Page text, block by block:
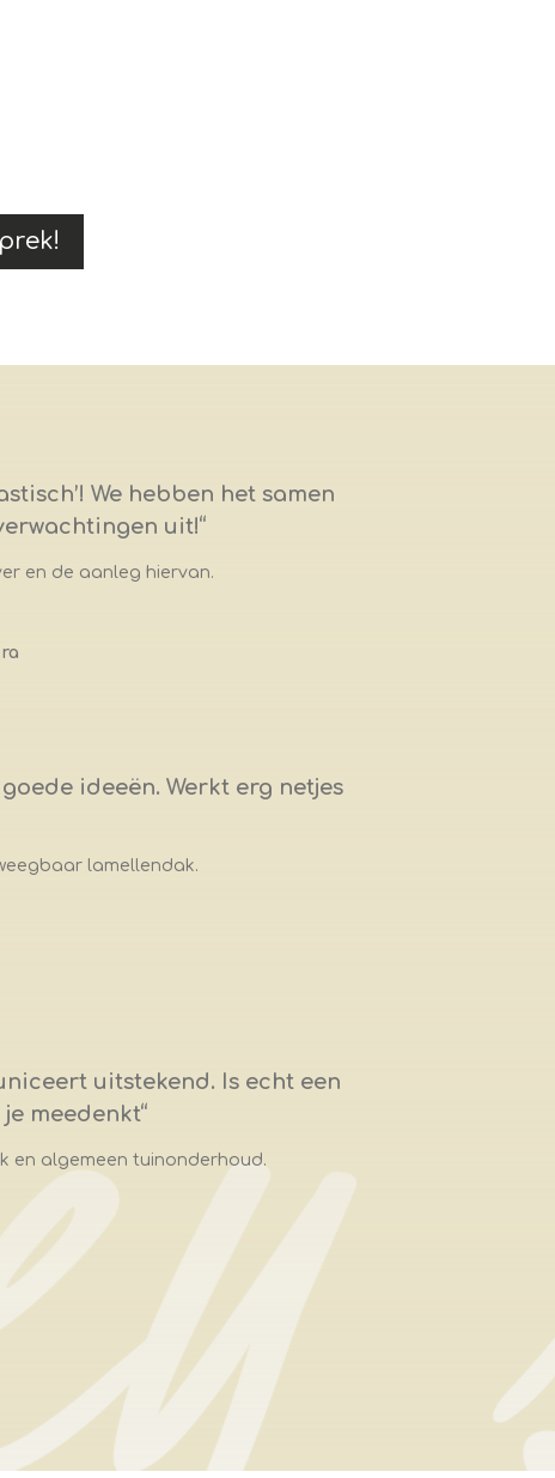
We hebben het samen
uit!“
en de aanleg hiervan.
ideeën. Werkt erg netjes
lamellendak.
uitstekend. Is echt een
meedenkt“
en algemeen tuinonderhoud.